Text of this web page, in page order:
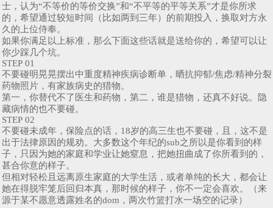
士，认为“不等价的等价交换”和“不平等的平等关系”才是你所求
的，希望通过较短时间（比如两到三年）的前期投入，换取对方永
久的上位侍奉。
如果你满足以上标准，那么下面这些话就是送给你的，希望可以让
你少踩几个坑。
STEP 01
不要碰明晃晃摆出中重度精神疾病诊断单，晒抗抑郁/焦虑/精神分裂
药物照片，有家族病史的猎物。
第一，你替代不了医生和药物，第二，谁是猎物，还真不好说。隐
藏病情的也不要碰。
STEP 02
不要碰未成年，保险点的话，18岁的高三生也不要碰，且，这不是
出于法律原因的规劝。大多数这个年纪的sub之所以是你看到的样
子，只因为她的家庭和学业让她窒息，把她扭曲成了你所看到的，
甚合你意的样子。
但相对轻松且远离原生家庭的大学生活，或者单纯的长大，都会让
她在得脱牢笼后回归本真，那时候的样子，你不一定会喜欢。（来
源于某不愿意透露姓名的dom，两次竹篮打水一场空的记录）